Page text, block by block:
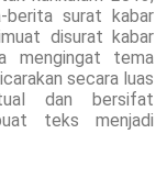
surat kabar
disurat kabar
mengingat tema
secara luas
dan bersifat
teks menjadi